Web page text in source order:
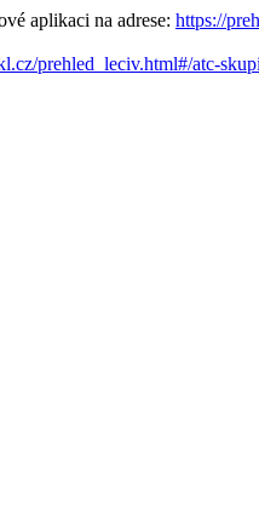
aplikaci na adrese: https://
prehled_leciv.html#/atc-